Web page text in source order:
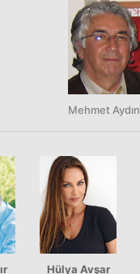
Mehmet Aydın
Hülya Avşar